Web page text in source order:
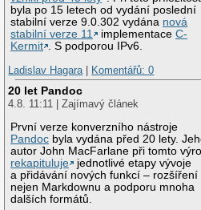
byla po 15 letech od vydání poslední
stabilní verze 9.0.302 vydána nová
stabilní verze 11
implementaceC-
Kermit
. S podporou IPv6.
Ladislav Hagara | Komentářů: 0
20 let Pandoc
4.8. 11:11 | Zajímavý článek
První verze konverzního nástroje
Pandoc byla vydána před 20 lety.
autor John MacFarlane při tomto
rekapituluje
jednotlivé etapy vývoje
a přidávání nových funkcí – rozšíření
nejen Markdownu a podporu mnoha
dalších formátů.